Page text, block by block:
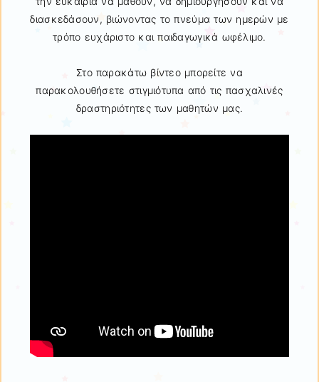
διασκεδάσουν, βιώνοντας το πνεύμα των ημερών με
τρόπο ευχάριστο και παιδαγωγικά ωφέλιμο.
Στο παρακάτω βίντεο μπορείτε να
παρακολουθήσετε στιγμιότυπα από τις πασχαλινές
δραστηριότητες των μαθητών μας.